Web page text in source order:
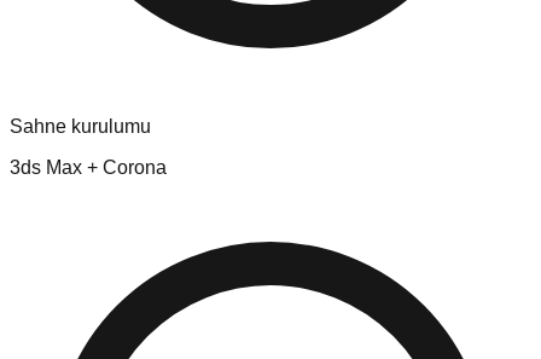
Sahne kurulumu
3ds Max + Corona